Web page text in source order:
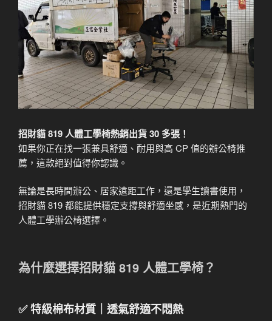
招財貓 819 人體工學椅熱銷出貨 30 多張！
如果你正在找一張兼具舒適、耐用與高 CP 值的辦公椅推
薦，這款絕對值得你認識。
無論是長時間辦公、居家遠距工作，還是學生讀書使用，
招財貓 819 都能提供穩定支撐與舒適坐感，是近期熱門的
人體工學辦公椅選擇。
為什麼選擇招財貓 819 人體工學椅？
✅ 特級棉布材質｜透氣舒適不悶熱